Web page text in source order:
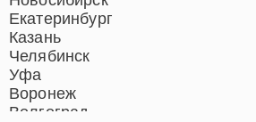
Екатеринбург
Казань
Челябинск
Уфа
Воронеж
Волгоград